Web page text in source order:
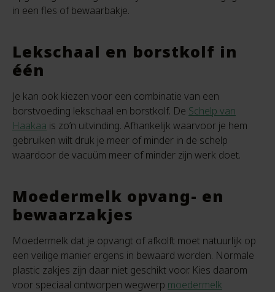
in een fles of bewaarbakje.
Lekschaal en borstkolf in
één
Je kan ook kiezen voor een combinatie van een
borstvoeding lekschaal en borstkolf. De Schelp van
Haakaa is zo’n uitvinding. Afhankelijk waarvoor je hem
gebruiken wilt druk je meer of minder in de schelp
waardoor de vacuüm meer of minder zijn werk doet.
Moedermelk opvang- en
bewaarzakjes
Moedermelk dat je opvangt of afkolft moet natuurlijk op
een veilige manier ergens in bewaard worden. Normale
plastic zakjes zijn daar niet geschikt voor. Kies daarom
voor speciaal ontworpen wegwerp moedermelk